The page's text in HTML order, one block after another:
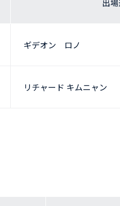
出
ギデオン ロノ
リチャード キムニャン